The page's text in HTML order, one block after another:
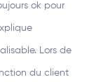
ok pour
Lors de
du client